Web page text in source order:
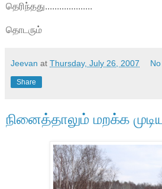
தெரிந்தது....................
தொடரும்
Jeevan at Thursday, July 26, 2007
Share
நினைத்தாலும் மறக்க